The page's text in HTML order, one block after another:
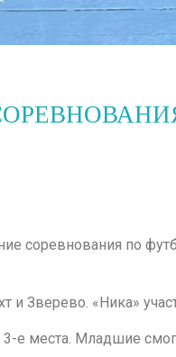
соревнования по
и Зверево. «Ника»
е места. Младшие